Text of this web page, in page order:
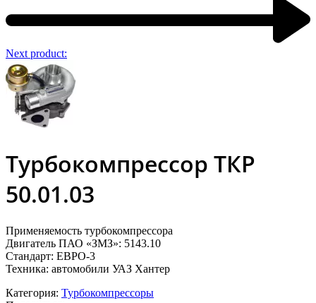
Next product:
Турбокомпрессор ТКР
50.01.03
Применяемость турбокомпрессора
Двигатель ПАО «ЗМЗ»: 5143.10
Стандарт: ЕВРО-3
Техника: автомобили УАЗ Хантер
Категория: Турбокомпрессоры